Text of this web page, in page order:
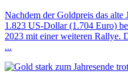
Nachdem der Goldpreis das alte
1.823 US-Dollar (1.704 Euro)
2023 mit einer weiteren Rallye.
...